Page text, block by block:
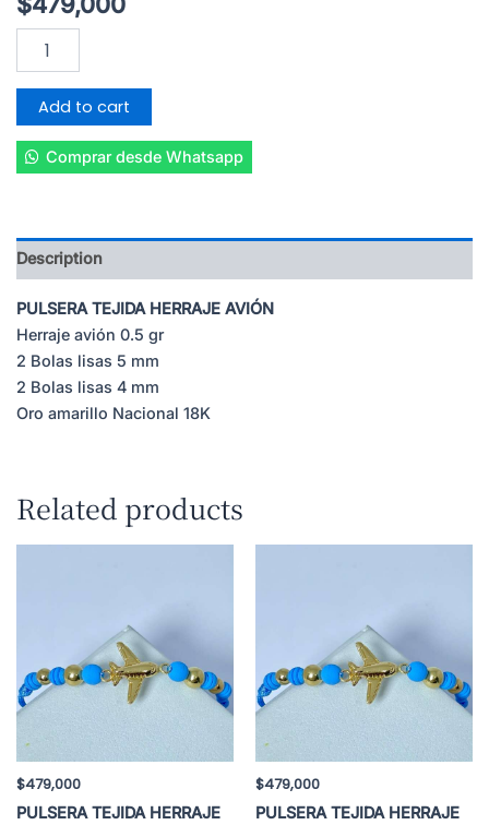
PULSERA
TEJIDA
AVIÓN
quantity
Add to cart
Comprar desde Whatsapp
Description
PULSERA TEJIDA HERRAJE AVIÓN
Herraje avión 0.5 gr
2 Bolas lisas 5 mm
2 Bolas lisas 4 mm
Oro amarillo Nacional 18K
Related products
$479,000
PULSERA TEJIDA HERRAJE
$479,000
PULSERA TEJIDA HERRAJE